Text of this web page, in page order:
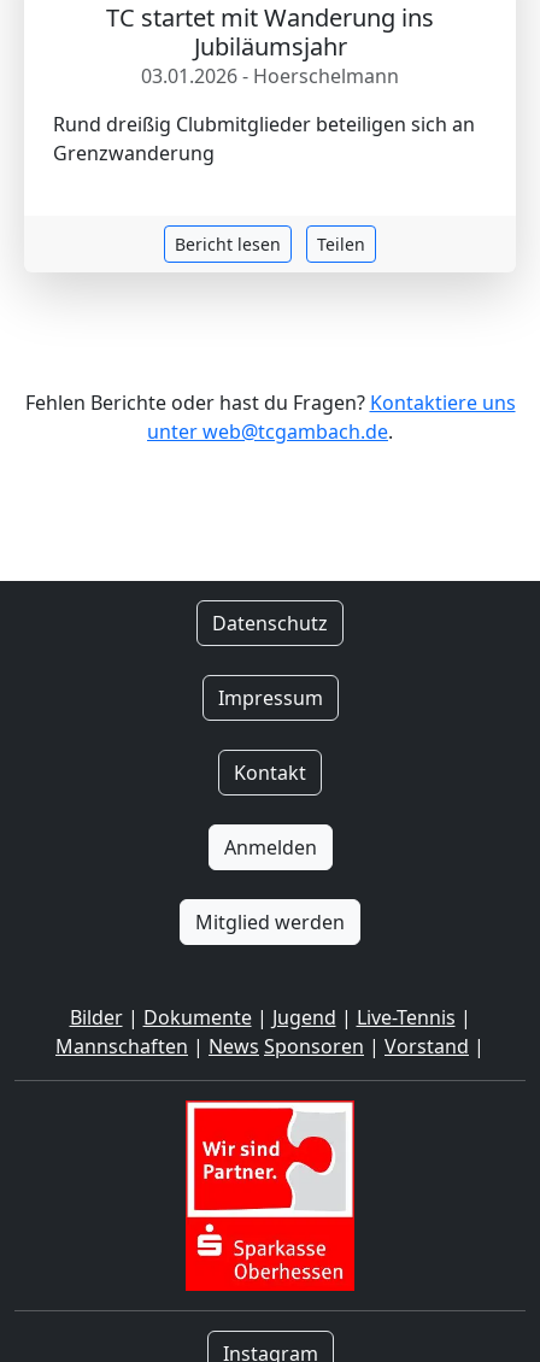
TC startet mit Wanderung ins
Jubiläumsjahr
03.01.2026 - Hoerschelmann
Rund dreißig Clubmitglieder beteiligen sich an
Grenzwanderung
Bericht lesen Teilen
Fehlen Berichte oder hast du Fragen? Kontaktiere uns
unter web@tcgambach.de.
Datenschutz
Impressum
Kontakt
Anmelden
Mitglied werden
Bilder| Dokumente| Jugend | Live-Tennis |
Mannschaften | News Sponsoren | Vorstand |
Instagram